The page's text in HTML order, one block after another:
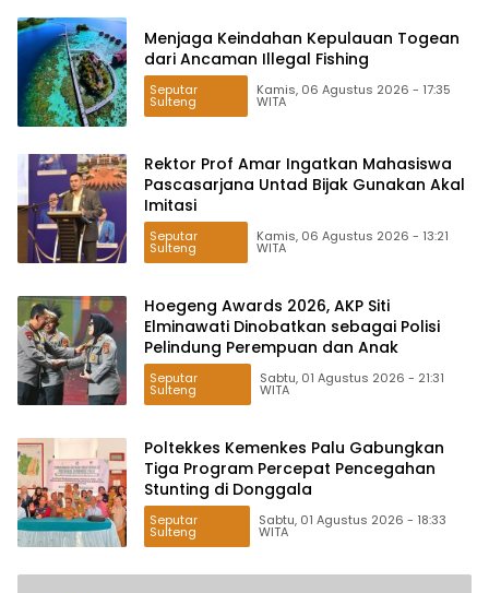
Menjaga Keindahan Kepulauan Togean
dari Ancaman Illegal Fishing
Seputar
Sulteng
Kamis, 06 Agustus 2026 - 17:35
WITA
Rektor Prof Amar Ingatkan Mahasiswa
Pascasarjana Untad Bijak Gunakan Akal
Imitasi
Seputar
Sulteng
Kamis, 06 Agustus 2026 - 13:21
WITA
Hoegeng Awards 2026, AKP Siti
Elminawati Dinobatkan sebagai Polisi
Pelindung Perempuan dan Anak
Seputar
Sulteng
Sabtu, 01 Agustus 2026 - 21:31
WITA
Poltekkes Kemenkes Palu Gabungkan
Tiga Program Percepat Pencegahan
Stunting di Donggala
Seputar
Sulteng
Sabtu, 01 Agustus 2026 - 18:33
WITA